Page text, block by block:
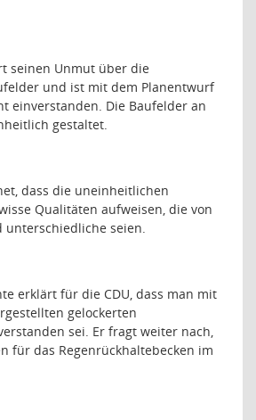
seinen Unmut über die
und ist mit dem Planentwurf
einverstanden. Die Baufelder an
gestaltet.
dass die uneinheitlichen
Qualitäten aufweisen, die von
unterschiedliche seien.
erklärt für die CDU, dass man mit
gelockerten
sei. Er fragt weiter nach,
für das Regenrückhaltebecken im